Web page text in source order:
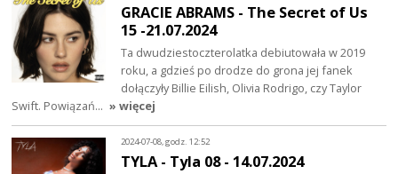
GRACIE ABRAMS - The Secret of Us
15 -21.07.2024
Ta dwudziestoczterolatka debiutowała w 2019
roku, a gdzieś po drodze do grona jej fanek
dołączyły Billie Eilish, Olivia Rodrigo, czy Taylor
Swift. Powiązań… » więcej
2024-07-08, godz. 12:52
TYLA - Tyla 08 - 14.07.2024